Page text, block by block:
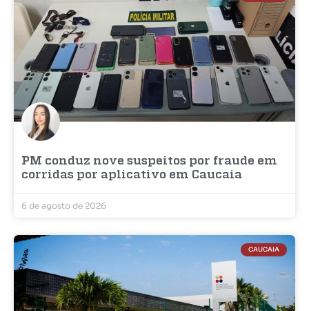
PM conduz nove suspeitos por fraude em
corridas por aplicativo em Caucaia
6 de agosto de 2026
CAUCAIA